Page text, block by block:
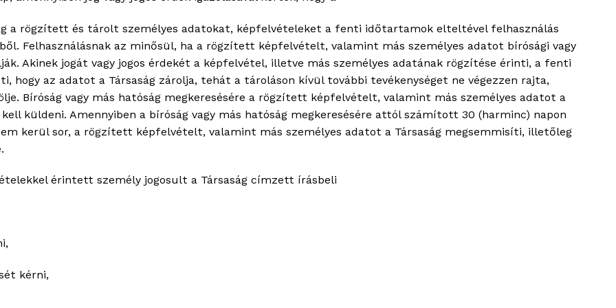
a rögzített és tárolt személyes adatokat, képfelvételeket a fenti időtartamok elteltével felhasználás
Felhasználásnak az minősül, ha a rögzített képfelvételt, valamint más személyes adatot bírósági vagy
Akinek jogát vagy jogos érdekét a képfelvétel, illetve más személyes adatának rögzítése érinti, a fenti
hogy az adatot a Társaság zárolja, tehát a tároláson kívül további tevékenységet ne végezzen rajta,
Bíróság vagy más hatóság megkeresésére a rögzített képfelvételt, valamint más személyes adatot a
küldeni. Amennyiben a bíróság vagy más hatóság megkeresésére attól számított 30 (harminc) napon
kerül sor, a rögzített képfelvételt, valamint más személyes adatot a Társaság megsemmisíti, illetőleg
érintett személy jogosult a Társaság címzett írásbeli
kérni,